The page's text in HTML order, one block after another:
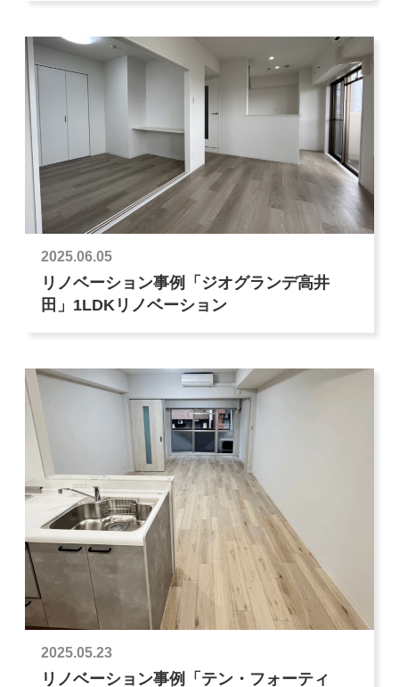
2025.06.05
リノベーション事例「ジオグランデ高井
田」1LDKリノベーション
2025.05.23
リノベーション事例「テン・フォーティ